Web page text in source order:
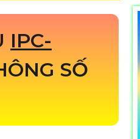
IPC-
SỐ